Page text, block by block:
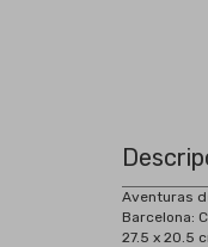
Aventuras
Barcelona:
27.5 x 20.5